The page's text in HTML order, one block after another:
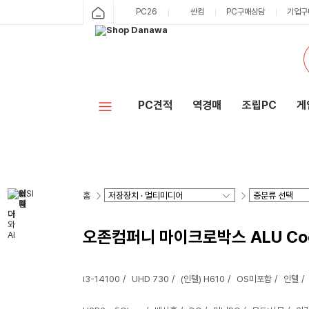
PC26 싼컴 PC구매상담 기업
PC견적 역경매 조립PC 게
홈
오존컴퍼니 마이크로박스
i3-14100 UHD 730 (인텔) H610 OS미포함 인텔